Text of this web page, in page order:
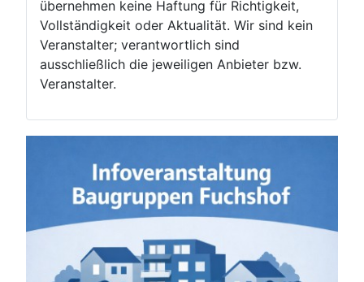
übernehmen keine Haftung für Richtigkeit,
Vollständigkeit oder Aktualität. Wir sind kein
Veranstalter; verantwortlich sind
ausschließlich die jeweiligen Anbieter bzw.
Veranstalter.